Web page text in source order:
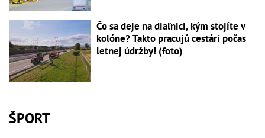
Čo sa deje na diaľnici, kým stojíte v
kolóne? Takto pracujú cestári počas
letnej údržby! (foto)
ŠPORT